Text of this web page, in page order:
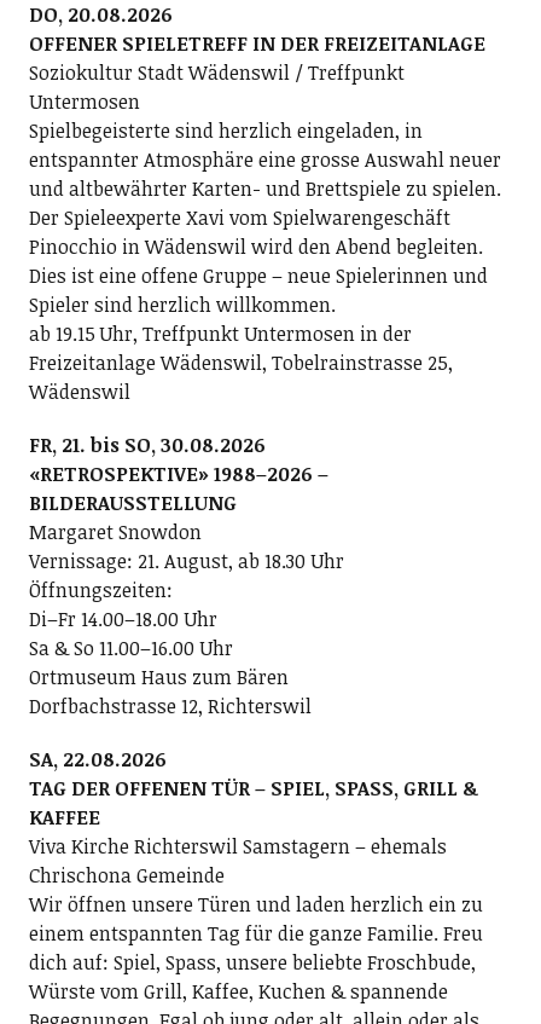
DO, 20.08.2026
OFFENER SPIELETREFF IN DER FREIZEITANLAGE
Soziokultur Stadt Wädenswil / Treffpunkt
Untermosen
Spielbegeisterte sind herzlich eingeladen, in
entspannter Atmosphäre eine grosse Auswahl neuer
und altbewährter Karten- und Brettspiele zu spielen.
Der Spieleexperte Xavi vom Spielwarengeschäft
Pinocchio in Wädenswil wird den Abend begleiten.
Dies ist eine offene Gruppe – neue Spielerinnen und
Spieler sind herzlich willkommen.
ab 19.15 Uhr, Treffpunkt Untermosen in der
Freizeitanlage Wädenswil, Tobelrainstrasse 25,
Wädenswil
FR, 21. bis SO, 30.08.2026
«RETROSPEKTIVE» 1988–2026 –
BILDERAUSSTELLUNG
Margaret Snowdon
Vernissage: 21. August, ab 18.30 Uhr
Öffnungszeiten:
Di–Fr 14.00–18.00 Uhr
Sa & So 11.00–16.00 Uhr
Ortmuseum Haus zum Bären
Dorfbachstrasse 12, Richterswil
SA, 22.08.2026
TAG DER OFFENEN TÜR – SPIEL, SPASS, GRILL &
KAFFEE
Viva Kirche Richterswil Samstagern – ehemals
Chrischona Gemeinde
Wir öffnen unsere Türen und laden herzlich ein zu
einem entspannten Tag für die ganze Familie. Freu
dich auf: Spiel, Spass, unsere beliebte Froschbude,
Würste vom Grill, Kaffee, Kuchen & spannende